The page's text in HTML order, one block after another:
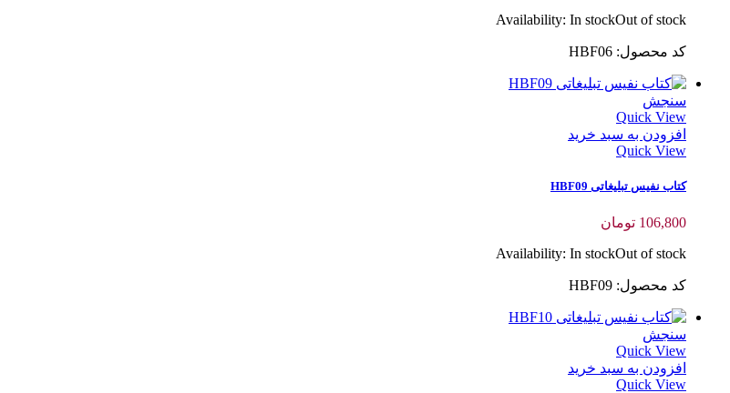
Availability: In stockOut of stock
کد محصول: HBF06
سنجش
Quick View
افزودن به سبد خرید
Quick View
کتاب نفیس تبلیغاتی HBF09
106,800 تومان
Availability: In stockOut of stock
کد محصول: HBF09
سنجش
Quick View
افزودن به سبد خرید
Quick View